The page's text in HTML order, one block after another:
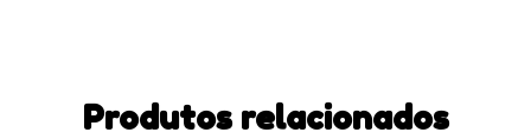
Produtos relacionados